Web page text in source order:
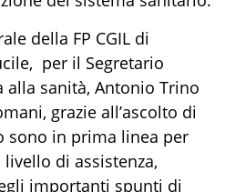
della FP CGIL di
per il Segretario
alla sanità, Antonio Trino
grazie all’ascolto di
sono in prima linea per
di assistenza,
importanti spunti di